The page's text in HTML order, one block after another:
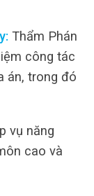
Thẩm Phán
công tác
án, trong đó
vụ năng
cao và